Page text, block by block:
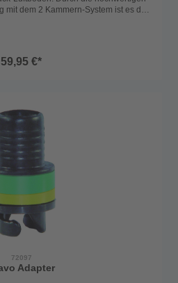
mit dem 2 Kammern-System ist es die
59,95 €*
72097
Adapter